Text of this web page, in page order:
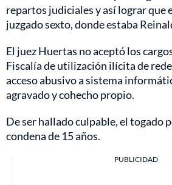
repartos judiciales y así lograr que
juzgado sexto, donde estaba
El juez Huertas no aceptó los
Fiscalía de utilización ilícita de
acceso abusivo a sistema
agravado y cohecho propio.
De ser hallado culpable, el togado
condena de 15 años.
PUBLICIDAD